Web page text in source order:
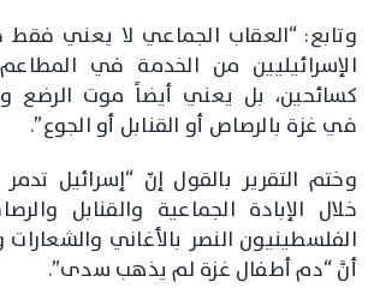
وتابع: “العقاب الجماعي لا يعني فقط
الإسرائيليين من الخدمة في المطاعم
كسائحين، بل يعني أيضاً موت الرضع
في غزة بالرصاص أو القنابل أو الجوع”.
وختم التقرير بالقول إنّ “إسرائيل
خلال الإبادة الجماعية والقنابل
الفلسطينيون النصر بالأغاني والشعارات
أنَّ “دم أطفال غزة لم يذهب سدى”.